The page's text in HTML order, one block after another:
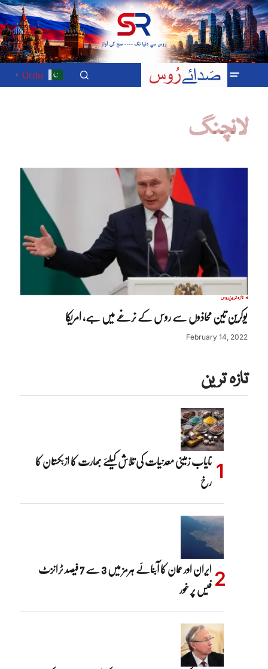
Urdu
▼
لانچنگ
تازہ ترینروس
یوکرین تین محاذوں سے روس کے نرغے میں ہے، امریکا
February 14, 2022
تازہ ترین
نایاب زمینی معدنیات کی تلاش کیلئے بھارت کا ازبکستان کا
رخ
ایران اور عمان کا آبنائے ہرمز میں 3 سے 7 فیصد ٹرانزٹ
فیس پر غور